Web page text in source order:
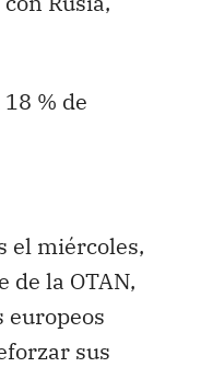
% de
el miércoles,
de la OTAN,
europeos
sus